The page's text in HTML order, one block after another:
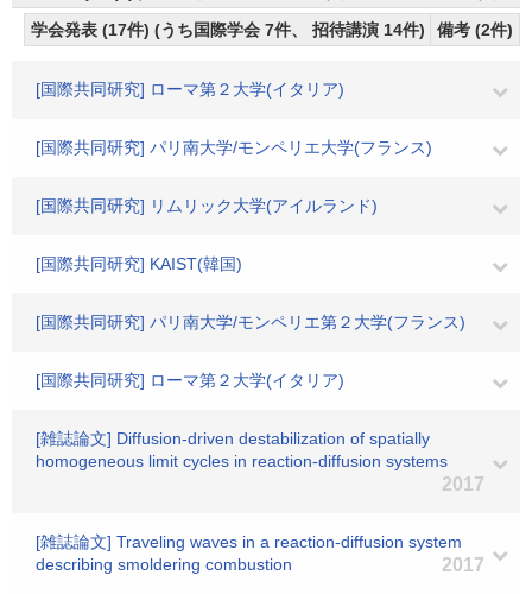
学会発表 (17件) (うち国際学会 7件、 招待講演 14件)
備考 (2件)
[国際共同研究] ローマ第２大学(イタリア)
[国際共同研究] パリ南大学/モンペリエ大学(フランス)
[国際共同研究] リムリック大学(アイルランド)
[国際共同研究] KAIST(韓国)
[国際共同研究] パリ南大学/モンペリエ第２大学(フランス)
[国際共同研究] ローマ第２大学(イタリア)
[雑誌論文] Diffusion-driven destabilization of spatially
homogeneous limit cycles in reaction-diffusion systems
2017
[雑誌論文] Traveling waves in a reaction-diffusion system
describing smoldering combustion
2017